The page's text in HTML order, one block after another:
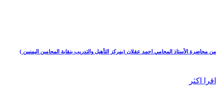
من محاضرة الأستاذ المحامي احمد عقلان (بمركز التأهيل والتدريب بنقابة المحامين اليمنيين )
اقرا اكثر